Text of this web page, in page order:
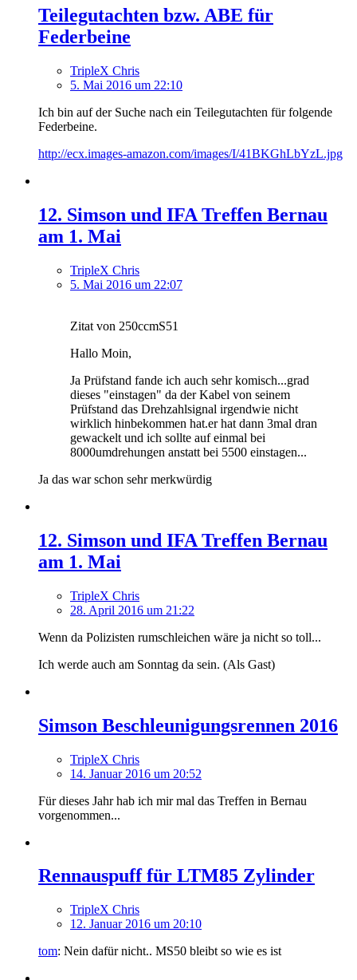
Teilegutachten bzw. ABE für
Federbeine
TripleX Chris
5. Mai 2016 um 22:10
Ich bin auf der Suche nach ein Teilegutachten für folgende
Federbeine.
http://ecx.images-amazon.com/images/I/41BKGhLbYzL.jpg
12. Simson und IFA Treffen Bernau
am 1. Mai
TripleX Chris
5. Mai 2016 um 22:07
Zitat von 250ccmS51
Hallo Moin,
Ja Prüfstand fande ich auch sehr komisch...grad
dieses "einstagen" da der Kabel von seinem
Prüfstand das Drehzahlsignal irgendwie nicht
wirklich hinbekommen hat.er hat dann 3mal dran
gewackelt und ich sollte auf einmal bei
8000umdrehungen anstatt bei 5500 einstagen...
Ja das war schon sehr merkwürdig
12. Simson und IFA Treffen Bernau
am 1. Mai
TripleX Chris
28. April 2016 um 21:22
Wenn da Polizisten rumschleichen wäre ja nicht so toll...
Ich werde auch am Sonntag da sein. (Als Gast)
Simson Beschleunigungsrennen 2016
TripleX Chris
14. Januar 2016 um 20:52
Für dieses Jahr hab ich mir mal das Treffen in Bernau
vorgenommen...
Rennauspuff für LTM85 Zylinder
TripleX Chris
12. Januar 2016 um 20:10
tom: Nein dafür nicht.. MS50 bleibt so wie es ist